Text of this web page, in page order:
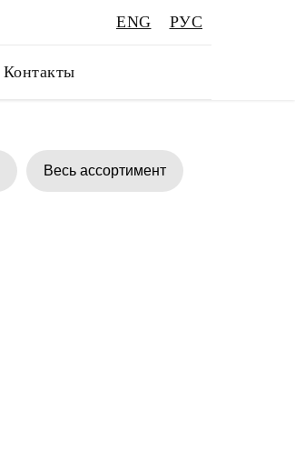
ENG РУС
Контакты
Весь ассортимент